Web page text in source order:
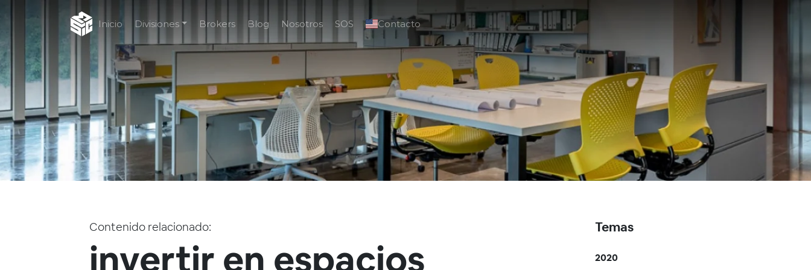
Inicio Divisiones Brokers Blog Nosotros SOS Contacto
Contenido relacionado:
invertir en espacios
Temas
2020